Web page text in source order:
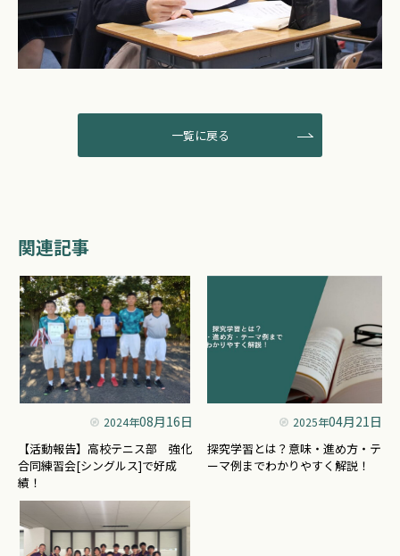
一覧に戻る
関連記事
2024年08月16日
【活動報告】高校テニス部 強化
合同練習会[シングルス]で好成
績！
2025年04月21日
探究学習とは？意味・進め方・テ
ーマ例までわかりやすく解説！